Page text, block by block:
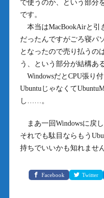
で使うのか、という部分
です。
本当はMacBookAirと引
だったんですがごろ寝パ
となったので売り払うの
う、という部分が結構あ
WindowsだとCPU張り
Ubuntuじゃなくて
し……。
まあ一回Windowsに戻
それでも駄目ならもう
持ちでいいかも知れませ
Facebook Twitter